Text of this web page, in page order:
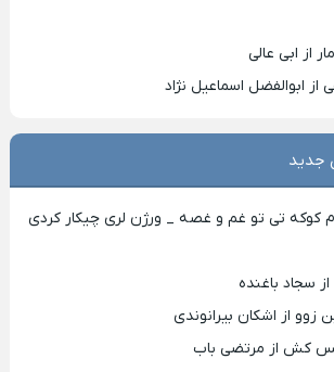
از ابی عالی
جدید
کوکه تی تو غم و غصه _ ورژن لری چیکار کردی
سجاد باغنده
زوو از اشکان بیرانوندی
کش از مرتضی باب